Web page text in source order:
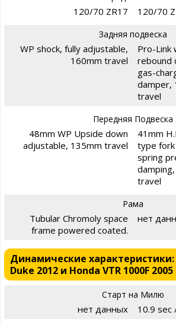
120/70 ZR17 120/70
Задняя подвеска
WP shock, fully adjustable,
160mm travel
Pro-Link
rebound
gas-
damper,
travel
Передняя Подвеска
48mm WP Upside down
adjustable, 135mm travel
41mm
type
spring
travel
Рама
Tubular Chromoly space
frame powered coated.
нет
Динамические характеристики:
Duke 2012 и Honda VTR 1000F 2005
Старт на Милю
нет данных 10.9 sec